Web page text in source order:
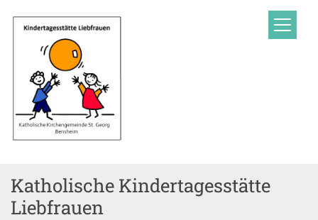
Katholische Kindertagesstätte
Liebfrauen